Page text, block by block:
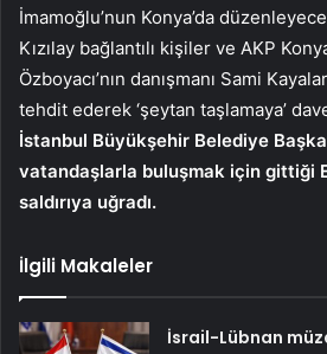
İmamoğlu’nun Konya’da
Kızılay bağlantılı kişiler ve AKP
Özboyacı’nın danışmanı Sami
tehdit ederek ‘şeytan taşlamaya’
İstanbul Büyükşehir Belediye
vatandaşlarla buluşmak için gittiği
saldırıya uğradı.
İlgili Makaleler
İsrail-Lübnan